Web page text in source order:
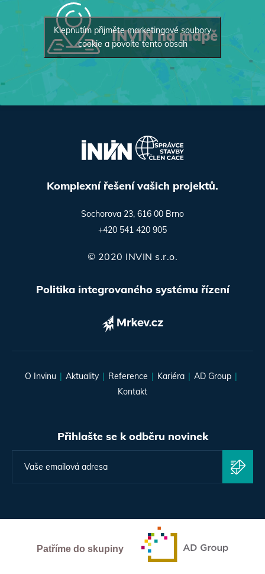
INVIN na mapě
Klepnutím přijměte marketingové soubory
cookie a povolte tento obsah
Komplexní řešení vašich projektů.
Sochorova 23, 616 00 Brno
+420 541 420 905
© 2020 INVIN s.r.o.
Politika integrovaného systému řízení
O Invinu Aktuality Reference Kariéra
AD Group
Kontakt
Přihlašte se k odběru novinek
Patříme do skupiny